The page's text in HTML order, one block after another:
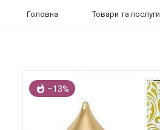
Головна Товари та послуги
–13%